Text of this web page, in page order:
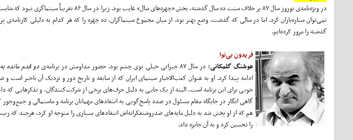
در ویژه‌نامه‌ی نوروز سال ۸۷ بر خلاف سنت ده سال گذشته، بخش
نمی‌توان ستاره‌باران کرد. اما در سالی که گذشت، وضع بهتر بود. از میان مجموع سینماگران، ده چهره را که هر کدام به دلیلی کارنامه‌ی
گذشته را مرور کرده‌ایم.
فریدون بی‌نوا
هوشنگ گلمکانی: در سال ۸۷ جیرانی خیلی توی چشم بود. حضور مداومش در برنامه‌ی دو قدم مانده
ادامه پیدا کرد. او به عنوان کعب‌الاخبار سینمای ایران که از سابقه و تاریخ دور و نزدیک آن باخبر
خوبی برای این برنامه است. البته از یک جایی به دلیل حرف‌های برخی از شرکت‌کنندگان، و تذکرهایی که
گاهی انگار در جایگاه مقام مسئول در صدد پاسخ‌گویی به انتقادهای مهمانان برنامه و ماستمالی و جمع‌وجور
هم که از او پخش شد به دلیل مایه‌های ضدروشنفکرانه‌اش انتقادهای بسیاری را متوجه او کرد، هرچند که
را تحسین کرد و به آن جایزه داد.